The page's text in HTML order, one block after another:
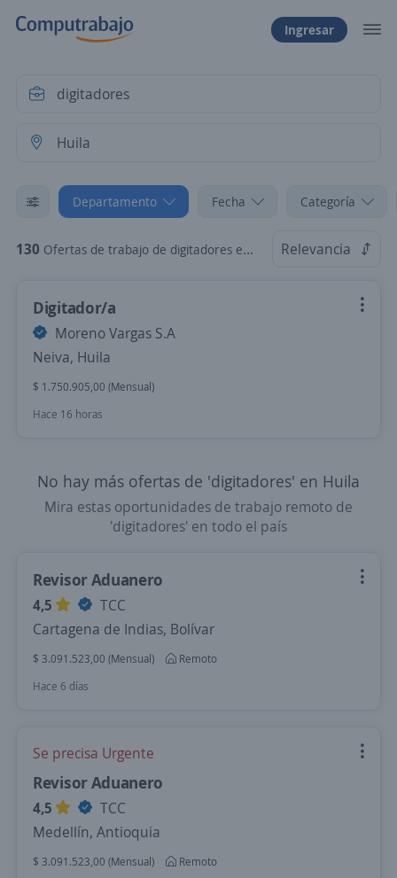
Ingresar
Departamento Fecha Categoría
130 Ofertas de trabajo de digitadores en Huila Relevancia
Digitador/a
Moreno Vargas S.A
Neiva, Huila
$ 1.750.905,00 (Mensual)
Hace 16 horas
No hay más ofertas de 'digitadores' en Huila
Mira estas oportunidades de trabajo remoto de
'digitadores' en todo el país
Revisor Aduanero
4,5
TCC
Cartagena de Indias, Bolívar
$ 3.091.523,00 (Mensual)
Remoto
Hace 6 días
Se precisa Urgente
Revisor Aduanero
4,5
TCC
Medellín, Antioquia
$ 3.091.523,00 (Mensual)
Remoto